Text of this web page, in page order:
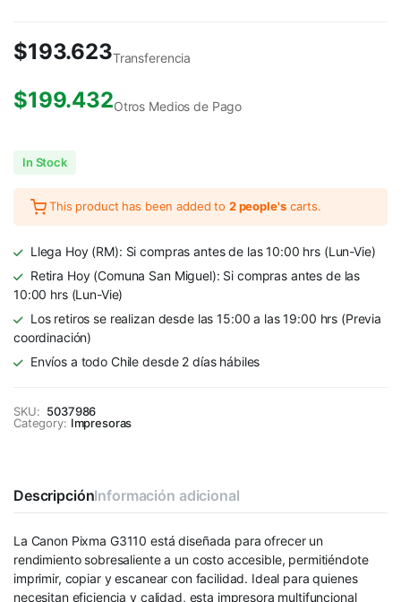
$193.623Transferencia
$199.432Otros Medios de Pago
In Stock
This product has been added to 2 people's carts.
Llega Hoy (RM): Si compras antes de las 10:00 hrs (Lun-Vie)
Retira Hoy (Comuna San Miguel): Si compras antes de las
10:00 hrs (Lun-Vie)
Los retiros se realizan desde las 15:00 a las 19:00 hrs (Previa
coordinación)
Envíos a todo Chile desde 2 días hábiles
SKU: 5037986
Category: Impresoras
DescripciónInformación adicional
La Canon Pixma G3110 está diseñada para ofrecer un
rendimiento sobresaliente a un costo accesible, permitiéndote
imprimir, copiar y escanear con facilidad. Ideal para quienes
necesitan eficiencia y calidad, esta impresora multifuncional